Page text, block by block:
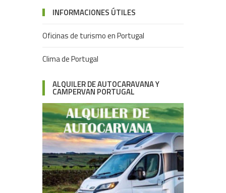
INFORMACIONES ÚTILES
Oficinas de turismo en Portugal
Clima de Portugal
ALQUILER DE AUTOCARAVANA Y
CAMPERVAN PORTUGAL